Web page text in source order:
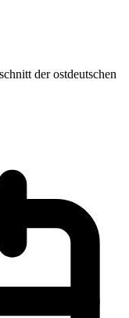
der ostdeutschen